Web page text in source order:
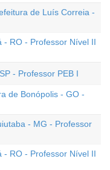
de Luís Correia -
- RO - Professor Nível II
- Professor PEB I
de Bonópolis - GO -
- MG - Professor
- RO - Professor Nível II